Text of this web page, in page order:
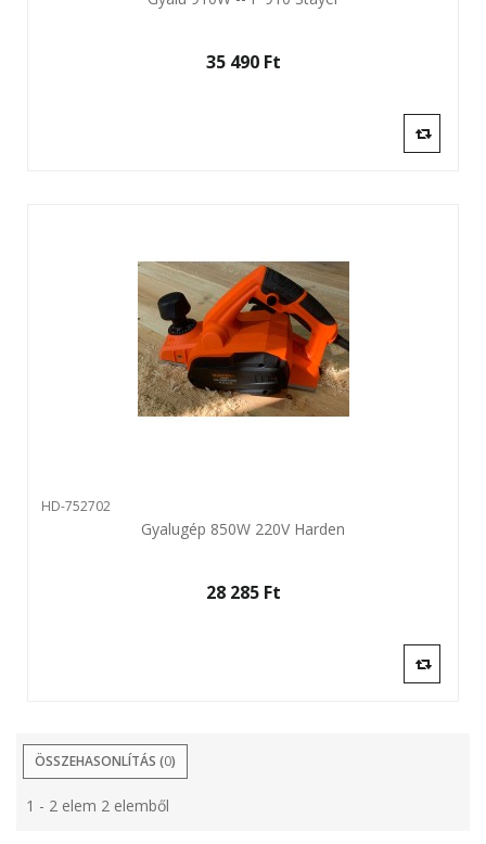
35 490 Ft‎
HD-752702
Gyalugép 850W 220V Harden
28 285 Ft‎
ÖSSZEHASONLÍTÁS (0)
1 - 2 elem 2 elemből